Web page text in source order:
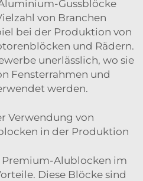
Gussblöcke
von Branchen
bei der Produktion von
und Rädern.
unerlässlich, wo sie
Fensterrahmen und
werden.
Verwendung von
in der Produktion
Premium-Alublocken im
Diese Blöcke sind